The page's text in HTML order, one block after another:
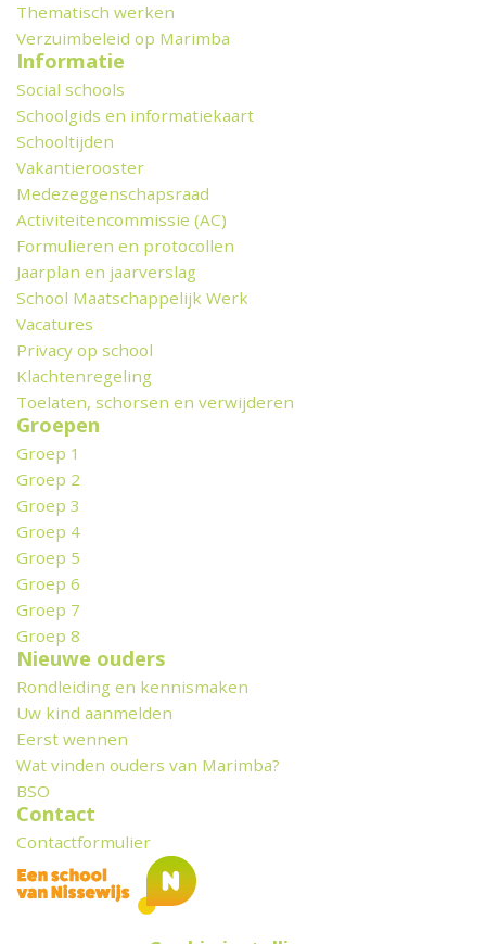
Thematisch werken
Verzuimbeleid op Marimba
Informatie
Social schools
Schoolgids en informatiekaart
Schooltijden
Vakantierooster
Medezeggenschapsraad
Activiteitencommissie (AC)
Formulieren en protocollen
Jaarplan en jaarverslag
School Maatschappelijk Werk
Vacatures
Privacy op school
Klachtenregeling
Toelaten, schorsen en verwijderen
Groepen
Groep 1
Groep 2
Groep 3
Groep 4
Groep 5
Groep 6
Groep 7
Groep 8
Nieuwe ouders
Rondleiding en kennismaken
Uw kind aanmelden
Eerst wennen
Wat vinden ouders van Marimba?
BSO
Contact
Contactformulier